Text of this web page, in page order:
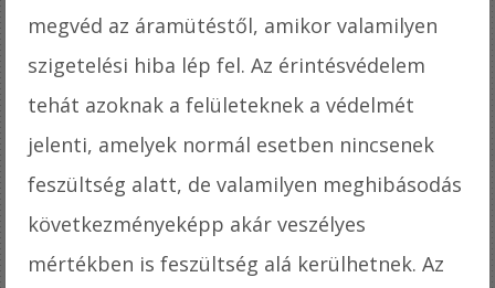
megvéd az áramütéstől, amikor valamilyen
szigetelési hiba lép fel. Az érintésvédelem
tehát azoknak a felületeknek a védelmét
jelenti, amelyek normál esetben nincsenek
feszültség alatt, de valamilyen meghibásodás
következményeképp akár veszélyes
mértékben is feszültség alá kerülhetnek. Az